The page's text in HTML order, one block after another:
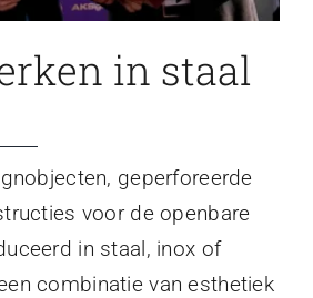
in staal
geperforeerde
voor de openbare
in staal, inox of
combinatie van esthetiek